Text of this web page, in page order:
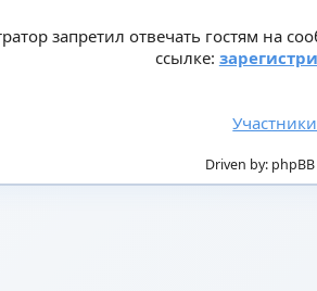
запретил отвечать гостям на
ссылке:
Участники
Driven by: